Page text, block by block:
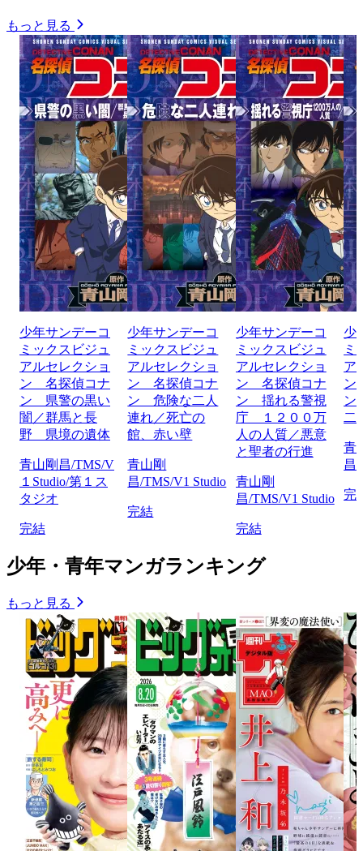
もっと見る
少年サンデーコ
ミックスビジュ
アルセレクショ
ン 名探偵コナ
ン 県警の黒い
闇／群馬と長
野 県境の遺体
青山剛昌/TMS/V
１Studio/第１ス
タジオ
完結
少年サンデーコ
ミックスビジュ
アルセレクショ
ン 名探偵コナ
ン 危険な二人
連れ／死亡の
館、赤い壁
青山剛
昌/TMS/V1 Studio
完結
少年サンデーコ
ミックスビジュ
アルセレクショ
ン 名探偵コナ
ン 揺れる警視
庁 １２００万
人の人質／悪意
と聖者の行進
青山剛
昌/TMS/V1 Studio
完結
少
ミ
ア
ン
ン
二
青
昌
完
少年・青年マンガランキング
もっと見る